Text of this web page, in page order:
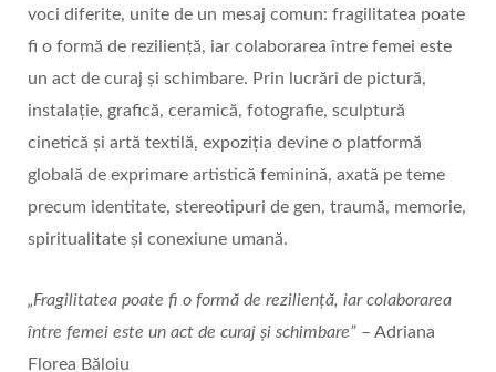
voci diferite, unite de un mesaj comun: fragilitatea poate
fi o formă de reziliență, iar colaborarea între femei este
un act de curaj și schimbare. Prin lucrări de pictură,
instalație, grafică, ceramică, fotografie, sculptură
cinetică și artă textilă, expoziția devine o platformă
globală de exprimare artistică feminină, axată pe teme
precum identitate, stereotipuri de gen, traumă, memorie,
spiritualitate și conexiune umană.
„Fragilitatea poate fi o formă de reziliență, iar colaborarea
între femei este un act de curaj și schimbare” – Adriana
Florea Băloiu